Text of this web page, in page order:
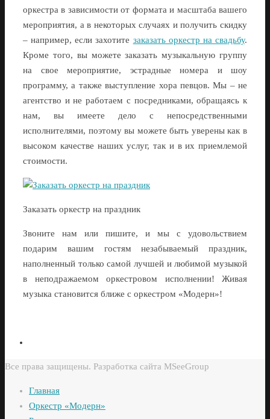
оркестра в зависимости от формата и масштаба вашего
мероприятия, а в некоторых случаях и получить скидку
– например, если захотите заказать оркестр на свадьбу.
Кроме того, вы можете заказать музыкальную группу
на свое мероприятие, эстрадные номера и шоу
программу, а также выступление хора певцов. Мы – не
агентство и не работаем с посредниками, обращаясь к
нам, вы имеете дело с непосредственными
исполнителями, поэтому вы можете быть уверены как в
высоком качестве наших услуг, так и в их приемлемой
стоимости.
Заказать оркестр на праздник
Звоните нам или пишите, и мы с удовольствием
подарим вашим гостям незабываемый праздник,
наполненный только самой лучшей и любимой музыкой
в неподражаемом оркестровом исполнении! Живая
музыка становится ближе с оркестром «Модерн»!
Все права защищены. Разработка сайта MSeeGroup
Главная
Оркестр «Модерн»